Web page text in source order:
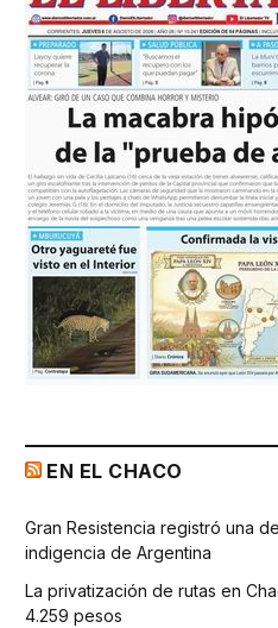
EN EL CHACO
Gran Resistencia registró una
indigencia de Argentina
La privatización de rutas en
4.259 pesos